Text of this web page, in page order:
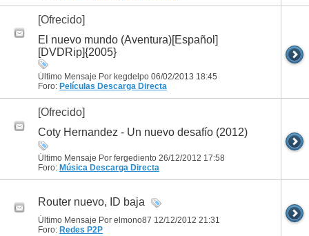
[Ofrecido]
El nuevo mundo (Aventura)[Español]
[DVDRip]{2005}
Último Mensaje Por kegdelpo 06/02/2013 18:45
Foro: Películas Descarga Directa
[Ofrecido]
Coty Hernandez - Un nuevo desafío (2012)
Último Mensaje Por fergediento 26/12/2012 17:58
Foro: Música Descarga Directa
Router nuevo, ID baja
Último Mensaje Por elmono87 12/12/2012 21:31
Foro: Redes P2P